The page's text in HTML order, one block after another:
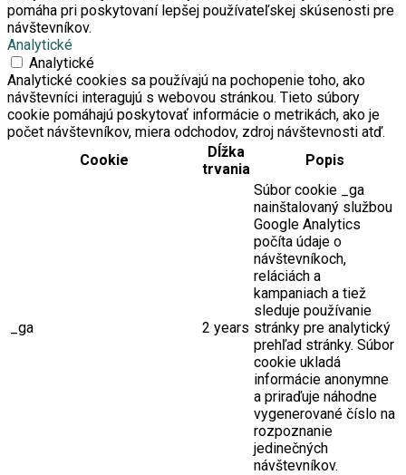
pomáha pri poskytovaní lepšej používateľskej skúsenosti pre
návštevníkov.
Analytické
Analytické
Analytické cookies sa používajú na pochopenie toho, ako
návštevníci interagujú s webovou stránkou. Tieto súbory
cookie pomáhajú poskytovať informácie o metrikách, ako je
počet návštevníkov, miera odchodov, zdroj návštevnosti atď.
Cookie
Dĺžka
trvania
Popis
_ga 2 years
Súbor cookie _ga
nainštalovaný službou
Google Analytics
počíta údaje o
návštevníkoch,
reláciách a
kampaniach a tiež
sleduje používanie
stránky pre analytický
prehľad stránky. Súbor
cookie ukladá
informácie anonymne
a priraďuje náhodne
vygenerované číslo na
rozpoznanie
jedinečných
návštevníkov.